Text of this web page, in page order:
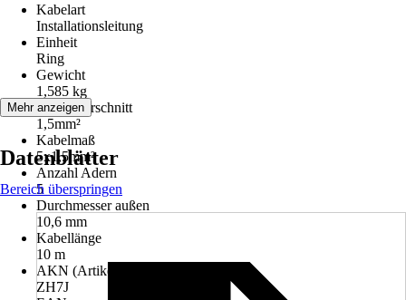
Kabelart
Installationsleitung
Einheit
Ring
Gewicht
1,585 kg
Leiterquerschnitt
1,5mm²
Kabelmaß
5x1,5mm²
Anzahl Adern
5
Durchmesser außen
10,6 mm
Kabellänge
10 m
AKN (Artikelkurznummer)
ZH7J
Mehr anzeigen
Datenblätter
Bereich überspringen